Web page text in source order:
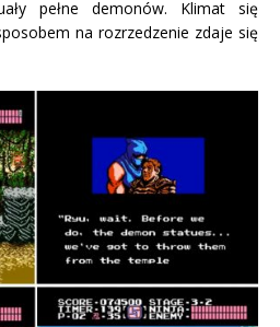
pełne demonów. Klimat się
na rozrzedzenie zdaje się